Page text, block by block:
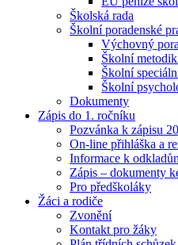
Školská rada
Školní poradenské
Výchovný
Školní
Školní
Školní
Dokumenty
Zápis do 1. ročníku
Pozvánka k zápisu
On-line přihláška a
Informace k
Zápis – dokumenty
Pro předškoláky
Žáci a rodiče
Zvonění
Kontakt pro žáky